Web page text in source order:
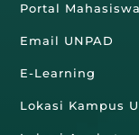
Portal Mahasiswa
Email UNPAD
E-Learning
Lokasi Kampus